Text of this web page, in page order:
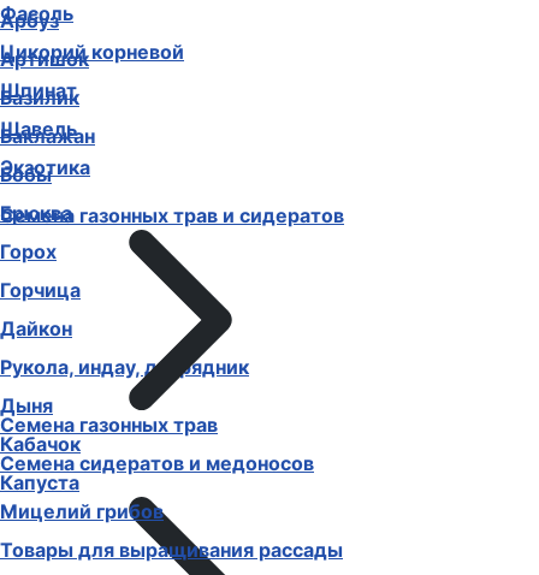
Арбуз
Артишок
Базилик
Баклажан
Бобы
Брюква
Горох
Горчица
Дайкон
Рукола, индау, двурядник
Дыня
Кабачок
Капуста
Фасоль
Цикорий корневой
Шпинат
Щавель
Экзотика
Семена газонных трав и сидератов
Семена газонных трав
Семена сидератов и медоносов
Мицелий грибов
Товары для выращивания рассады